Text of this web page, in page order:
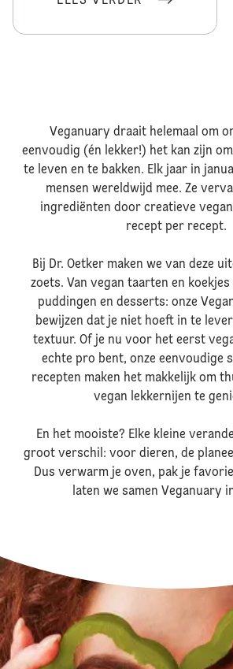
Veganuary draait helemaal om
eenvoudig (én lekker!) het kan zijn
te leven en te bakken. Elk jaar in
mensen wereldwijd mee. Ze
ingrediënten door creatieve
recept per recept.
Bij Dr. Oetker maken we van deze
zoets. Van vegan taarten en
puddingen en desserts: onze
bewijzen dat je niet hoeft in te
textuur. Of je nu voor het eerst
echte pro bent, onze eenvoudige
recepten maken het makkelijk om
vegan lekkernijen te
En het mooiste? Elke kleine
groot verschil: voor dieren, de
Dus verwarm je oven, pak je
laten we samen Veganuary